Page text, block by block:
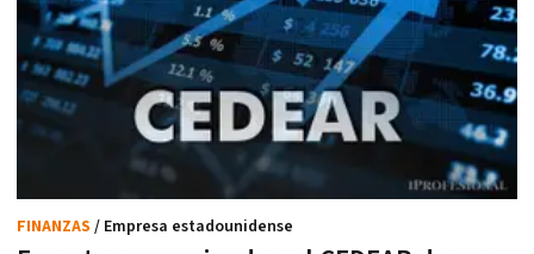
FINANZAS / Empresa estadounidense